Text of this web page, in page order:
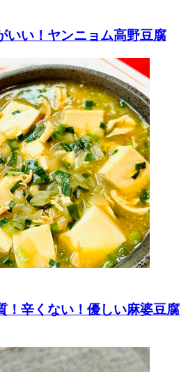
いい！ヤンニョム高野豆腐
！辛くない！優しい麻婆豆腐